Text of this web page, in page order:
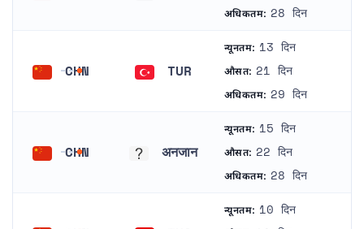
अधिकतम: 28 दिन
CHN TUR
न्यूनतम: 13 दिन
औसत: 21 दिन
अधिकतम: 29 दिन
CHN अनजान
न्यूनतम: 15 दिन
औसत: 22 दिन
अधिकतम: 28 दिन
न्यूनतम: 10 दिन